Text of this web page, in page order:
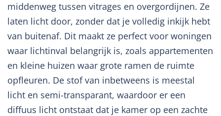
middenweg tussen vitrages en overgordijnen. Ze
laten licht door, zonder dat je volledig inkijk hebt
van buitenaf. Dit maakt ze perfect voor woningen
waar lichtinval belangrijk is, zoals appartementen
en kleine huizen waar grote ramen de ruimte
opfleuren. De stof van inbetweens is meestal
licht en semi-transparant, waardoor er een
diffuus licht ontstaat dat je kamer op een zachte